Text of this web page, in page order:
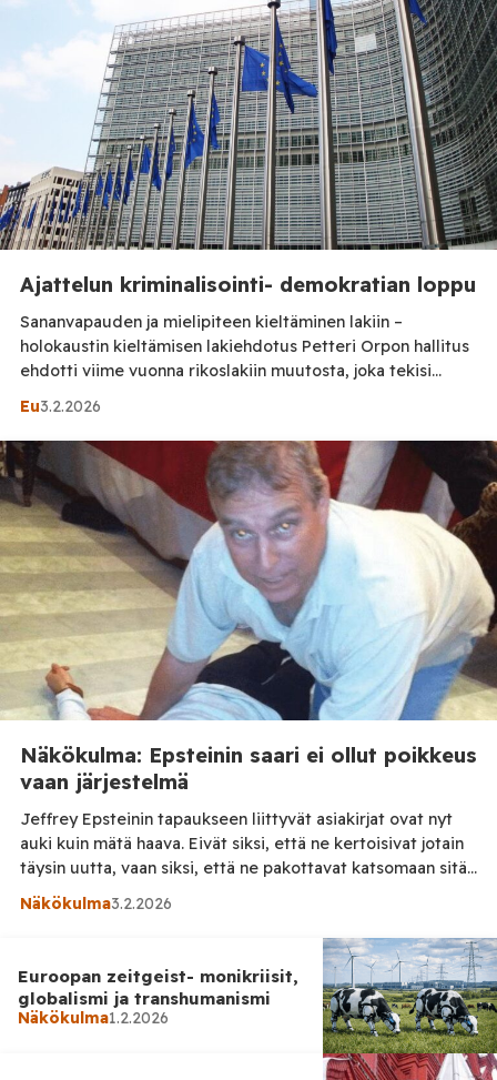
Ajattelun kriminalisointi- demokratian loppu
Sananvapauden ja mielipiteen kieltäminen lakiin –
holokaustin kieltämisen lakiehdotus Petteri Orpon hallitus
ehdotti viime vuonna rikoslakiin muutosta, joka tekisi
kaksi vuotta vankeutta. Lakiesitys kriminalisoisi
holokaustin kiistämisen, puolustelun tai vähättelyn. Laki
lisäisi rikoslakiin pykälän ja toisi Suomen lainsäädännön
niinsanotusti ”linjaan” EU:n rasismin ja muukalaisvihan
torjunnan puitteeseen. […]
Eu3.2.2026
Näkökulma: Epsteinin saari ei ollut poikkeus
vaan järjestelmä
Jeffrey Epsteinin tapaukseen liittyvät asiakirjat ovat nyt
auki kuin mätä haava. Eivät siksi, että ne kertoisivat jotain
täysin uutta, vaan siksi, että ne pakottavat katsomaan sitä,
minkä moni on halunnut sivuuttaa vuosikausia: eliitin
sairasta hyväksikäyttöä. Epsteinin saari ei ollut
lomaparatiisi. Asiakirjojen ja todistusaineiston perusteella
se näyttäytyy paikkana, jossa valtaa, rahaa […]
Näkökulma3.2.2026
Euroopan zeitgeist- monikriisit,
globalismi ja transhumanismi
Näkökulma1.2.2026